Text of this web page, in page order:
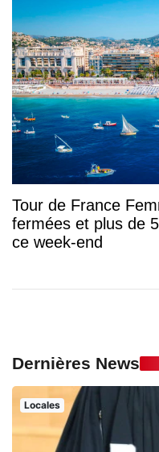
Tour de France
fermées et plus de
ce week-end
Dernières News
Locales